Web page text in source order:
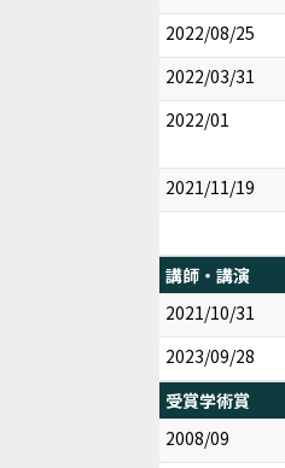
2022/08/25
2022/03/31
2022/01
2021/11/19
講師・講演
2021/10/31
2023/09/28
受賞学術賞
2008/09